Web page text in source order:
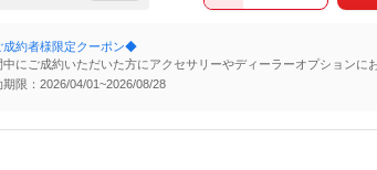
約者様限定クーポン◆
中にご成約いただいた方にアクセサリーやディーラーオプションにお
ただける5万円クーポンをご提供いたします。※ご商談の際にクーポ
期限：2026/04/01~2026/08/28